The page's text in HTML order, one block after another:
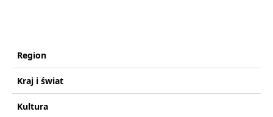
Region
Kraj i świat
Kultura